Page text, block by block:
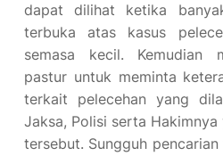
dapat dilihat ketika
terbuka atas kasus
semasa kecil. Kemudian
pastur untuk meminta
terkait pelecehan yang
Jaksa, Polisi serta
tersebut. Sungguh